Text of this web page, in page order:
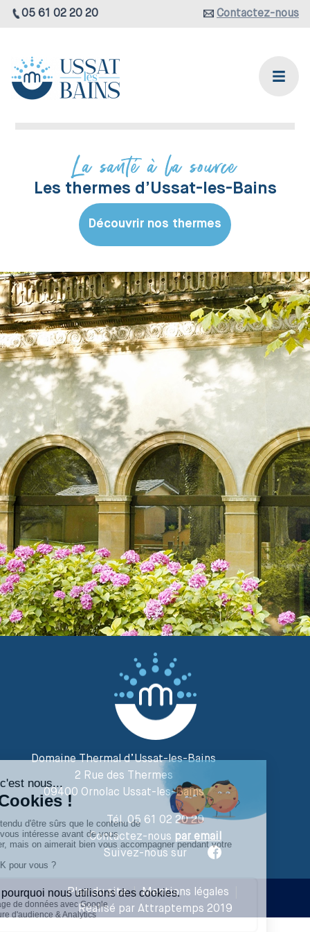
05 61 02 20 20 Contactez-nous
La santé à la source
Les thermes d’Ussat-les-Bains
Découvrir nos thermes
Domaine Thermal d’Ussat-les-Bains
2 Rue des Thermes
09400 Ornolac Ussat-les-Bains
Tél. 05 61 02 20 20
Contactez-nous par email
Suivez-nous sur
Plan du site | Mentions légales
Réalisé par Attraptemps 2019